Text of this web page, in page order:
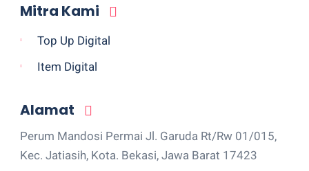
Mitra Kami
Top Up Digital
Item Digital
Alamat
Perum Mandosi Permai Jl. Garuda Rt/Rw 01/015,
Kec. Jatiasih, Kota. Bekasi, Jawa Barat 17423